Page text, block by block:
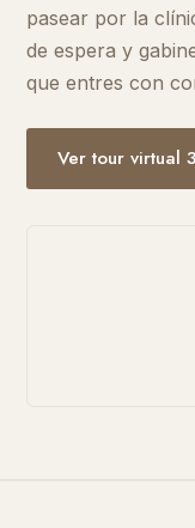
pasear por la
de espera y
que entres con
Ver tour virtual